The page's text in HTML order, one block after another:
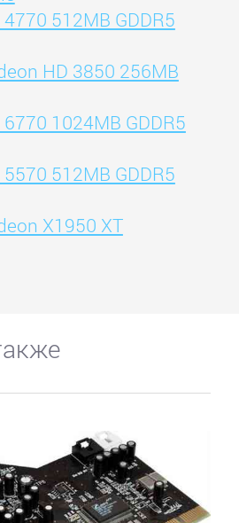
512MB GDDR5
HD 3850 256MB
1024MB GDDR5
512MB GDDR5
X1950 XT